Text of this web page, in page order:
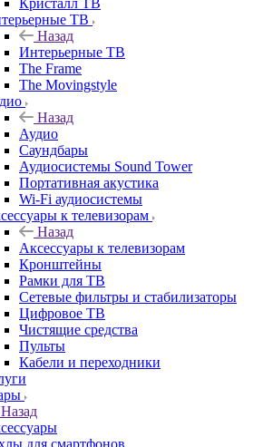
Кристалл ТВ
ТВ
Назад
Интерьерные ТВ
The Frame
The Movingstyle
Назад
Аудио
Саундбары
Аудиосистемы Sound Tower
Портативная акустика
Wi-Fi аудиосистемы
к телевизорам
Назад
Аксессуары к телевизорам
Кронштейны
Рамки для ТВ
Сетевые фильтры и стабилизаторы
Цифровое ТВ
Чистящие средства
Пульты
Кабели и переходники
Назад
для смартфонов